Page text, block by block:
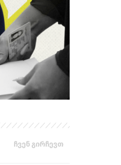
ჩვენ გირჩევთ